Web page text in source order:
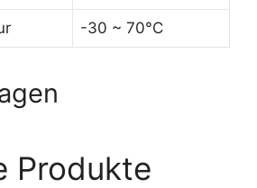
-30 ~ 70°C
Produkte